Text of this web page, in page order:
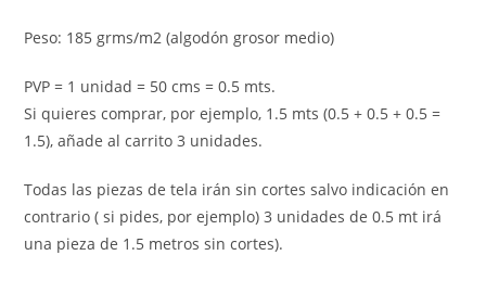
Peso: 185 grms/m2 (algodón grosor medio)
PVP = 1 unidad = 50 cms = 0.5 mts.
Si quieres comprar, por ejemplo, 1.5 mts (0.5 + 0.5 + 0.5 =
1.5), añade al carrito 3 unidades.
Todas las piezas de tela irán sin cortes salvo indicación en
contrario ( si pides, por ejemplo) 3 unidades de 0.5 mt irá
una pieza de 1.5 metros sin cortes).